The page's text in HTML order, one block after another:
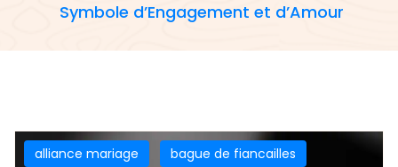
Symbole d’Engagement et d’Amour
alliance mariage
bague de fiancailles